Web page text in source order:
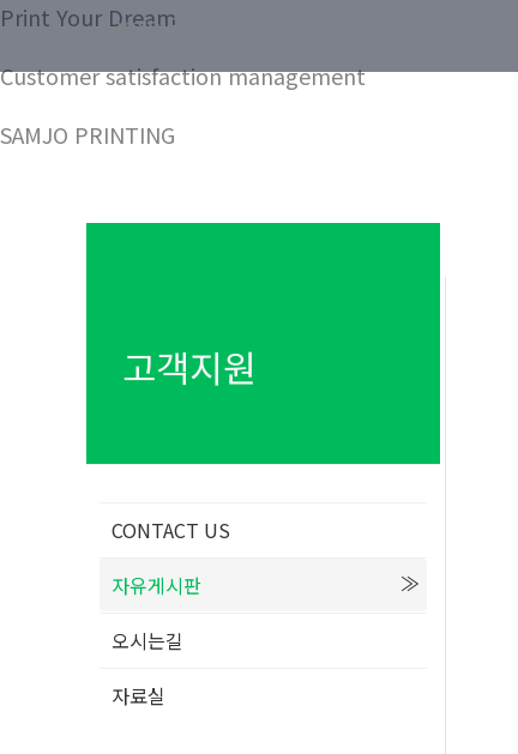
콘
츠
건
Samjo Printing Co. LTD.
Print Your Dream
Customer satisfaction management
SAMJO PRINTING
고객지원
CONTACT US
자유게시판
오시는길
자료실